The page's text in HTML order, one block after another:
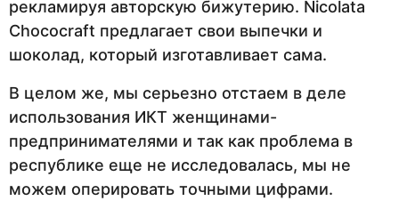
рекламируя авторскую бижутерию. Nicolata
Chococraft предлагает свои выпечки и
шоколад, который изготавливает сама.
В целом же, мы серьезно отстаем в деле
использования ИКТ женщинами-
предпринимателями и так как проблема в
республике еще не исследовалась, мы не
можем оперировать точными цифрами.